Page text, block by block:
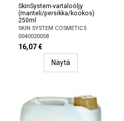
SkinSystem-vartaloöljy
(manteli/persikka/kookos)
250ml
SKIN SYSTEM COSMETICS
0040020058
16,07 €
Näytä